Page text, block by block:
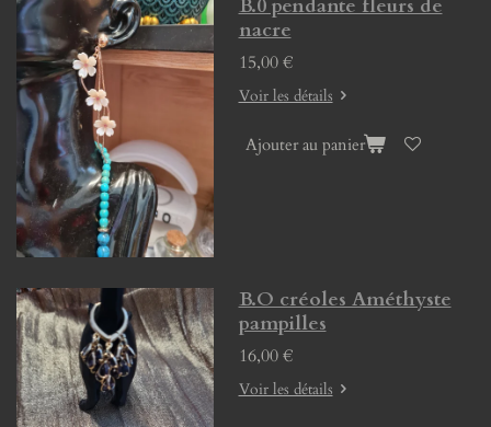
B.0 pendante fleurs de
nacre
15,00 €
Voir les détails
Ajouter au panier
B.O créoles Améthyste
pampilles
16,00 €
Voir les détails